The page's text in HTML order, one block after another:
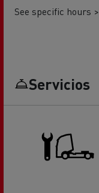
See specific hours >
Servicios